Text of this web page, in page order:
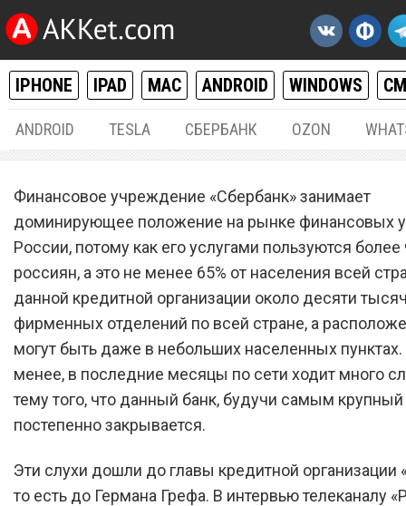
IPHONE IPAD MAC ANDROID WINDOWS
ANDROID TESLA СБЕРБАНК OZON
«Сбербанк» сообщил о
закрытии
Финансовое учреждение «Сбербанк» занимает
доминирующее положение на рынке финансовых
России, потому как его услугами пользуются
россиян, а это не менее 65% от населения всей
данной кредитной организации около десяти
фирменных отделений по всей стране, а
могут быть даже в небольших населенных
менее, в последние месяцы по сети ходит много
тему того, что данный банк, будучи самым крупный
постепенно закрывается.
Эти слухи дошли до главы кредитной организации
то есть до Германа Грефа. В интервью телеканалу